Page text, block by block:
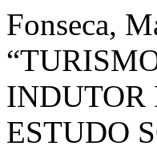
Fonseca,
ESTUDO